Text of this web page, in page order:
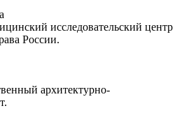
исследовательский центр
России.
архитектурно-